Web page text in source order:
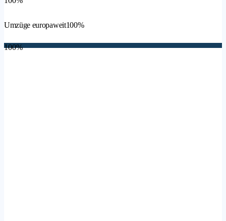
Umzüge europaweit100%
100%